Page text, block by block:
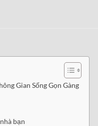
Gian Sống Gọn Gàng
bạn